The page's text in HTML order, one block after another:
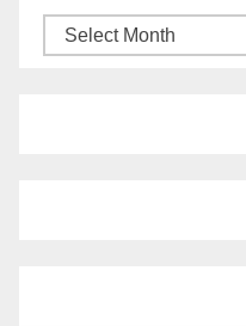
Arsip